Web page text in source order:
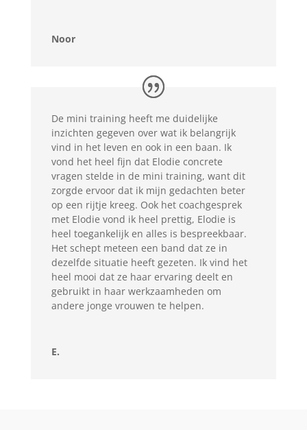
Noor
De mini training heeft me duidelijke
inzichten gegeven over wat ik belangrijk
vind in het leven en ook in een baan. Ik
vond het heel fijn dat Elodie concrete
vragen stelde in de mini training, want dit
zorgde ervoor dat ik mijn gedachten beter
op een rijtje kreeg. Ook het coachgesprek
met Elodie vond ik heel prettig, Elodie is
heel toegankelijk en alles is bespreekbaar.
Het schept meteen een band dat ze in
dezelfde situatie heeft gezeten. Ik vind het
heel mooi dat ze haar ervaring deelt en
gebruikt in haar werkzaamheden om
andere jonge vrouwen te helpen.
E.